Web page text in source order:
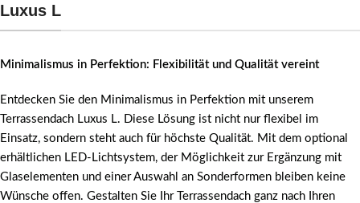
Luxus L
Minimalismus in Perfektion: Flexibilität und Qualität vereint
Entdecken Sie den Minimalismus in Perfektion mit unserem
Terrassendach Luxus L. Diese Lösung ist nicht nur flexibel im
Einsatz, sondern steht auch für höchste Qualität. Mit dem optional
erhältlichen LED-Lichtsystem, der Möglichkeit zur Ergänzung mit
Glaselementen und einer Auswahl an Sonderformen bleiben keine
Wünsche offen. Gestalten Sie Ihr Terrassendach ganz nach Ihren